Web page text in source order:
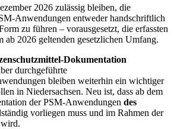
2026 zulässig bleiben, die
Anwendungen entweder handschriftlich
zu führen – vorausgesetzt, die erfassten
ab 2026 geltenden gesetzlichen Umfang.
Dokumentation
durchgeführte
bleiben weiterhin ein wichtiger
in Niedersachsen. Neu ist, dass ab dem
der PSM-Anwendungen des
vorliegen muss und im Rahmen der